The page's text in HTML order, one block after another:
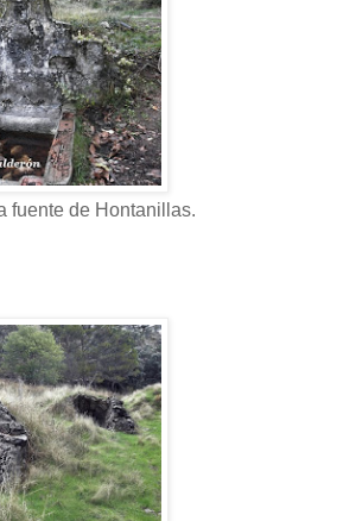
fuente de Hontanillas.